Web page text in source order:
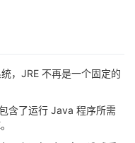
，JRE 不再是一个固定的
含了运行 Java 程序所需